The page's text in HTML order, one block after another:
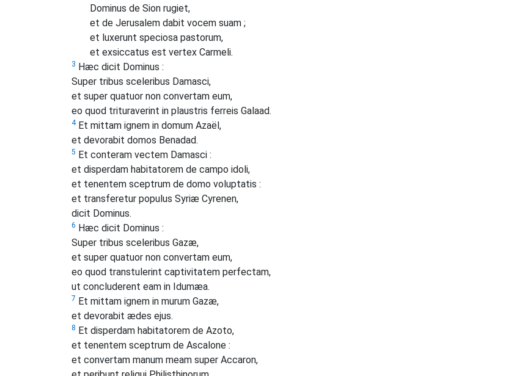
Dominus de Sion rugiet,
et de Jerusalem dabit vocem suam ;
et luxerunt speciosa pastorum,
et exsiccatus est vertex Carmeli.
3 Hæc dicit Dominus :
Super tribus sceleribus Damasci,
et super quatuor non convertam eum,
eo quod trituraverint in plaustris ferreis Galaad.
4Et mittam ignem in domum Azaël,
et devorabit domos Benadad.
5 Et conteram vectem Damasci :
et disperdam habitatorem de campo idoli,
et tenentem sceptrum de domo voluptatis :
et transferetur populus Syriæ Cyrenen,
dicit Dominus.
6 Hæc dicit Dominus :
Super tribus sceleribus Gazæ,
et super quatuor non convertam eum,
eo quod transtulerint captivitatem perfectam,
ut concluderent eam in Idumæa.
7 Et mittam ignem in murum Gazæ,
et devorabit ædes ejus.
8 Et disperdam habitatorem de Azoto,
et tenentem sceptrum de Ascalone :
et convertam manum meam super Accaron,